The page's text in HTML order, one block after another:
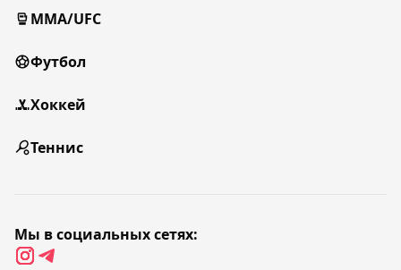
MMA/UFC
Футбол
Хоккей
Теннис
Мы в социальных сетях: